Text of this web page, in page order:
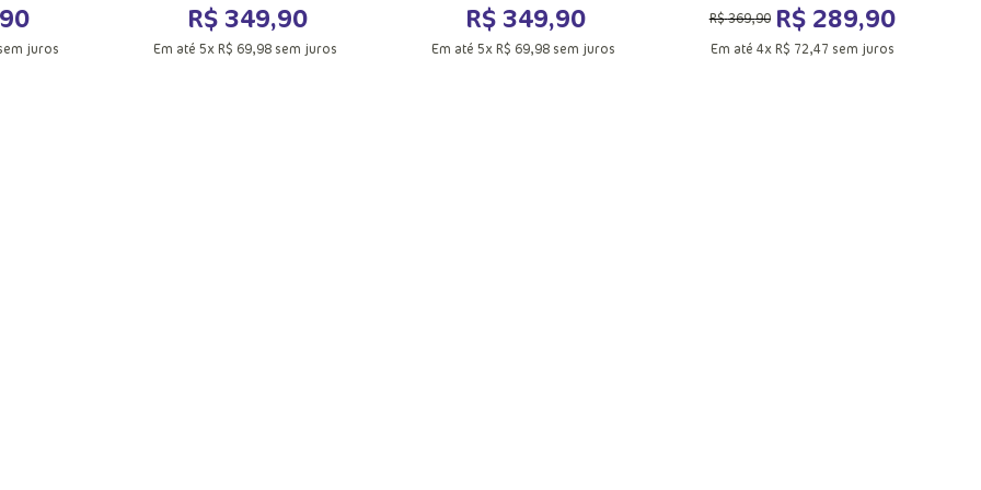
juros
R$ 349,90
Em até 5xR$ 69,98sem juros
R$ 349,90
Em até5xR$ 69,98 sem juros
R$369,90 R$ 289,90
Em até 4xR$ 72,47 sem juros